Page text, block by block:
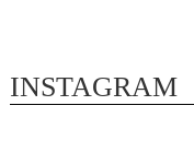
INSTAGRAM